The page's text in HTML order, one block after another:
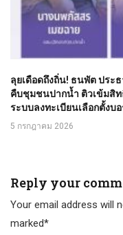
ลุยเดือดถึงถิ่น! ธนพัต​ ประ
คืบชุมชนปากน้ำ ติวเข้มสิท
ระบบลงทะเบียนเลือกตั้งบ
5 กรกฎาคม 2026
Reply your
Your email address will
marked*